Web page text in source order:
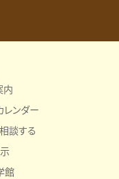
内
ンダー
談する
館